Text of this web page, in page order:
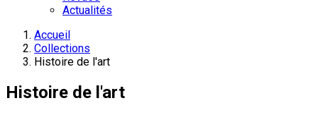
Actualités
Accueil
Collections
Histoire de l'art
Histoire de l'art